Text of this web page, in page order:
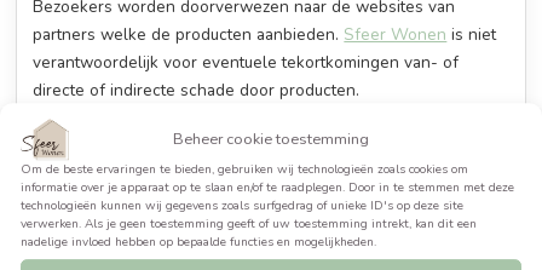
Beheer cookie toestemming
Om de beste ervaringen te bieden, gebruiken wij technologieën zoals cookies
deze website kunnen geen aankopen worden gedaan.
Bezoekers worden doorverwezen naar de websites van
partners welke de producten aanbieden.
verantwoordelijk voor eventuele tekortkomingen van- of
directe of indirecte schade door producten.
De informatie over de producten wordt aangeleverd
partners. Sfeer Wonen gaat ervan uit dat deze informatie